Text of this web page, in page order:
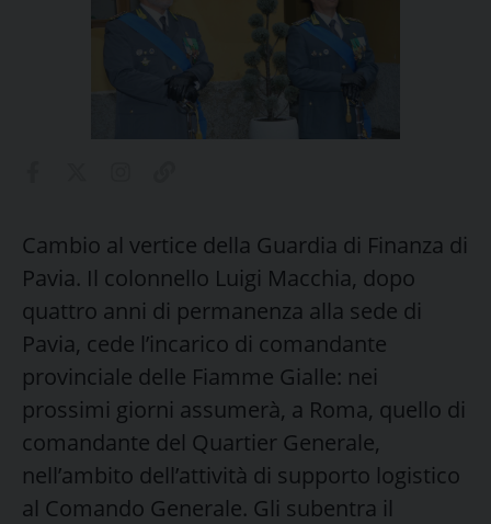
Cambio al vertice della Guardia di Finanza di
Pavia. Il colonnello Luigi Macchia, dopo
quattro anni di permanenza alla sede di
Pavia, cede l’incarico di comandante
provinciale delle Fiamme Gialle: nei
prossimi giorni assumerà, a Roma, quello di
comandante del Quartier Generale,
nell’ambito dell’attività di supporto logistico
al Comando Generale. Gli subentra il